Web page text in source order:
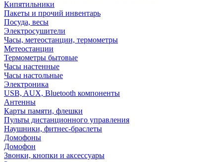
Кипятильники
Пакеты и прочий инвентарь
Посуда, весы
Электросушители
Часы, метеостанции, термометры
Метеостанции
Термометры бытовые
Часы настенные
Часы настольные
Электроника
USB, AUX, Bluetooth компоненты
Антенны
Карты памяти, флешки
Пульты дистанционного управления
Наушники, фитнес-браслеты
Домофоны
Домофон
Звонки, кнопки и аксессуары